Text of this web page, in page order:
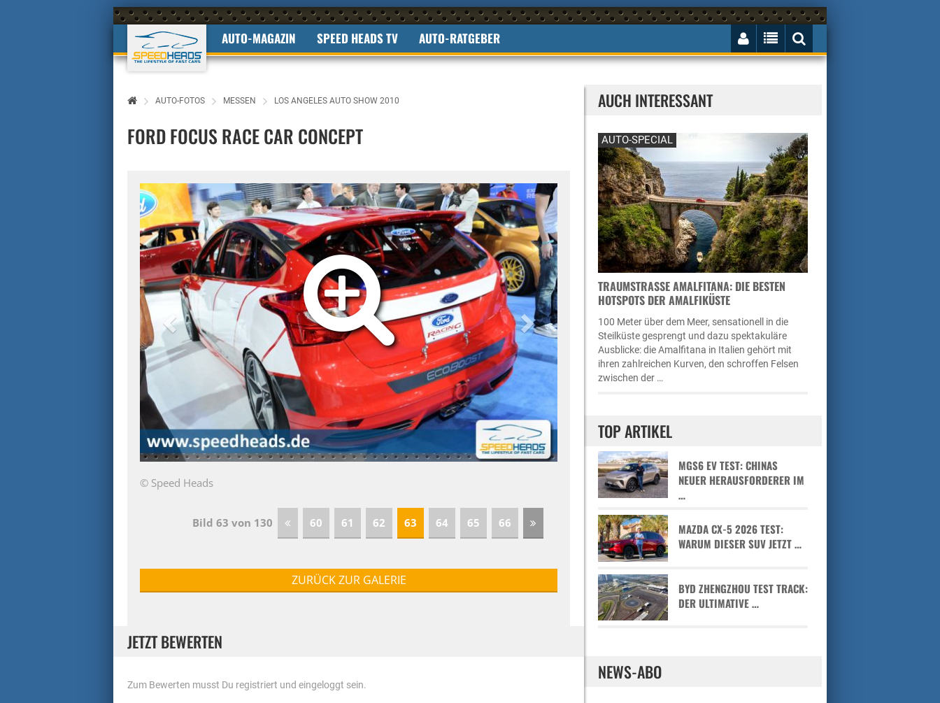
AUTO-MAGAZIN SPEED HEADS TV AUTO-RATGEBER
AUTO-FOTOS MESSEN LOS ANGELES AUTO SHOW 2010
FORD FOCUS RACE CAR CONCEPT
© Speed Heads
Bild 63 von 130 60 61 62 63 64 65 66
ZURÜCK ZUR GALERIE
JETZT BEWERTEN
Zum Bewerten musst Du registriert und eingeloggt sein.
AUCH INTERESSANT
AUTO-SPECIAL
TRAUMSTRASSE AMALFITANA: DIE BESTEN H
OTSPOTS DER AMALFIKÜSTE
100 Meter über dem Meer, sensationell in die
Steilküste gesprengt und dazu spektakuläre
Ausblicke: die Amalfitana in Italien gehört mit
ihren zahlreichen Kurven, den schroffen Felsen
zwischen der …
TOP ARTIKEL
MGS6 EV TEST: CHINAS
NEUER HERAUSFORDERER IM
…
MAZDA CX-5 2026 TEST:
WARUM DIESER SUV JETZT …
BYD ZHENGZHOU TEST TRACK:
DER ULTIMATIVE …
NEWS-ABO